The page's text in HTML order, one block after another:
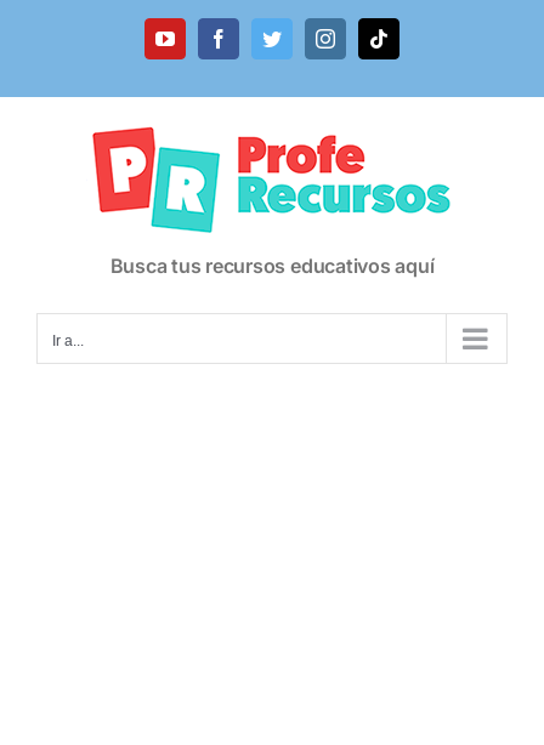
YouTubeFacebookTwitterInstagramTiktok
Busca tus recursos educativos aquí
Ir a...